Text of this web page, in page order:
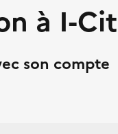
à I-
son compte